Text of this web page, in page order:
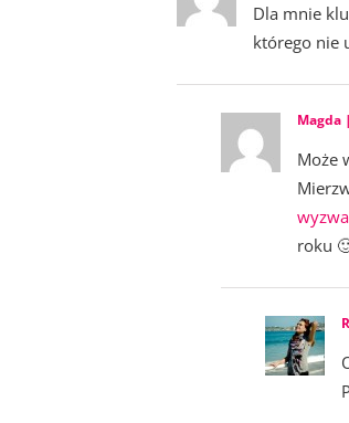
Dla mnie
którego nie
Magda
Może
roku